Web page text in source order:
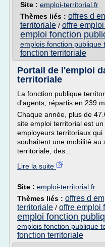
Site : emploi-territorial.fr
Thèmes liés : offres d
territoriale / offre
emploi fonction
emplois fonction publique
fonction territoriale
Portail de l'emploi
territoriale
La fonction publique
d'agents, répartis en 239
Chaque année, plus de
site emploi territorial est
employeurs territoriaux
souhaitent une mobilité au
territoriale, des...
Lire la suite
Site : emploi-territorial.fr
Thèmes liés : offres d
territoriale / offre emploi
emploi fonction
emplois fonction publique
fonction territoriale